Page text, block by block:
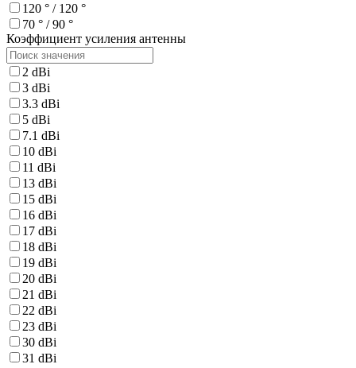
120 ° / 120 °
70 ° / 90 °
Коэффициент усиления антенны
2 dBi
3 dBi
3.3 dBi
5 dBi
7.1 dBi
10 dBi
11 dBi
13 dBi
15 dBi
16 dBi
17 dBi
18 dBi
19 dBi
20 dBi
21 dBi
22 dBi
23 dBi
30 dBi
31 dBi